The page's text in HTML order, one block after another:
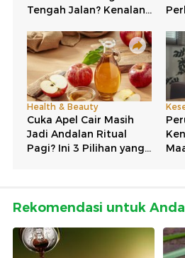
Rekomendasi untuk Anda